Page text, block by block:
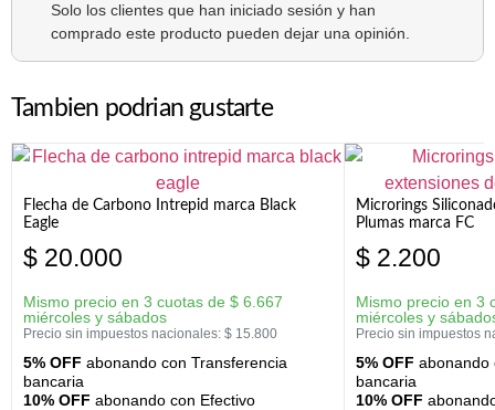
Solo los clientes que han iniciado sesión y han
comprado este producto pueden dejar una opinión.
Tambien podrian gustarte
Flecha de Carbono Intrepid marca Black
Eagle
$ 20.000
Mismo precio en 3 cuotas de $ 6.667
miércoles y sábados
Precio sin impuestos nacionales: $ 15.800
5% OFF abonando con Transferencia
bancaria
10% OFF abonando con Efectivo
Microrings
Plumas marca FC
$ 2.200
Mismo precio en 3
miércoles y
Precio sin impuestos
5% OFF abonando
bancaria
10% OFF